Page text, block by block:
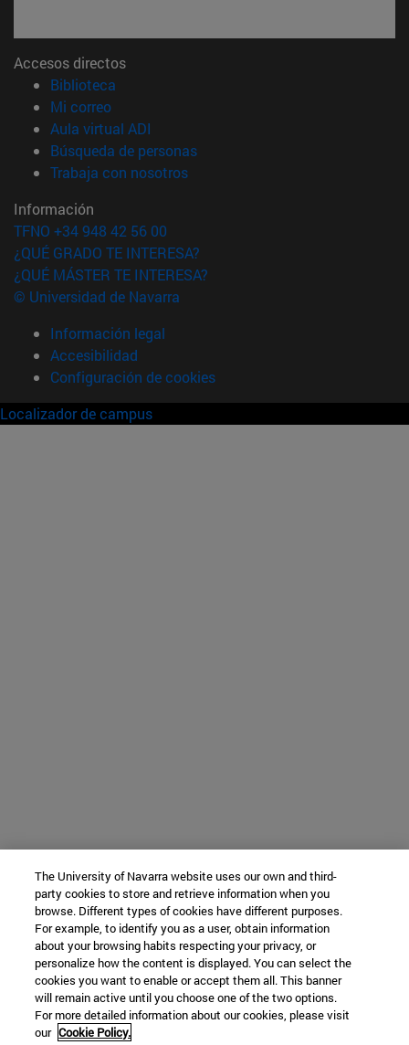
Accesos directos
Biblioteca
Mi correo(abre en nueva ventana)
Aula virtual ADI
Búsqueda de personas(abre en nueva ventana)
Trabaja con nosotros(abre en nueva ventana)
Información
TFNO +34 948 42 56 00
¿QUÉ GRADO TE INTERESA?
¿QUÉ MÁSTER TE INTERESA?
© Universidad de Navarra
Información legal
Accesibilidad
Configuración de cookies
Localizador de campus
The University of Navarra website uses our own and third-
party cookies to store and retrieve information when you
browse. Different types of cookies have different purposes.
For example, to identify you as a user, obtain information
about your browsing habits respecting your privacy, or
personalize how the content is displayed. You can select the
cookies you want to enable or accept them all. This banner
will remain active until you choose one of the two options.
For more detailed information about our cookies, please visit
our Cookie Policy.